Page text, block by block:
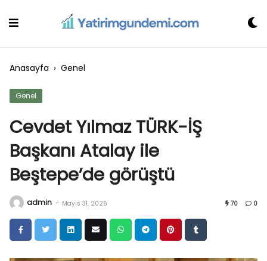
Anasayfa › Genel
Genel
Cevdet Yılmaz TÜRK-İŞ
Başkanı Atalay ile
Beştepe’de görüştü
admin - Mayıs 31, 2026 70 0